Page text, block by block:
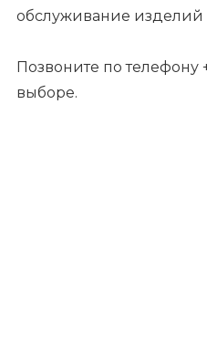
обслуживание изделий
Позвоните по телефону
выборе.